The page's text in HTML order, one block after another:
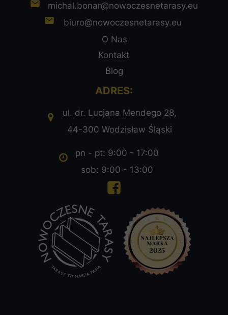
ADRES:
pn - pt: 9:00 - 17:00
sob: 9:00 - 13:00
ul. dr. Lucjana Mendego 28,
44-300 Wodzisław Śląski
biuro@nowoczesnetarasy.eu
michal.bonar@nowoczesnetarasy.eu
Blog
Kontakt
O Nas